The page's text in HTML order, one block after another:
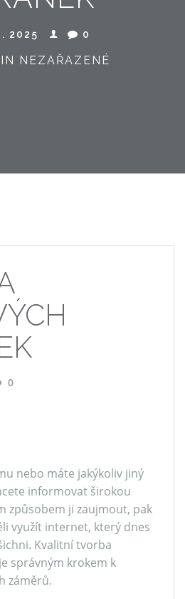
2025 0
NEZAŘAZENÉ
0
nebo máte jakýkoliv jiný
informovat širokou
způsobem ji zaujmout, pak
využít internet, který dnes
Kvalitní tvorba
správným krokem k
záměrů.